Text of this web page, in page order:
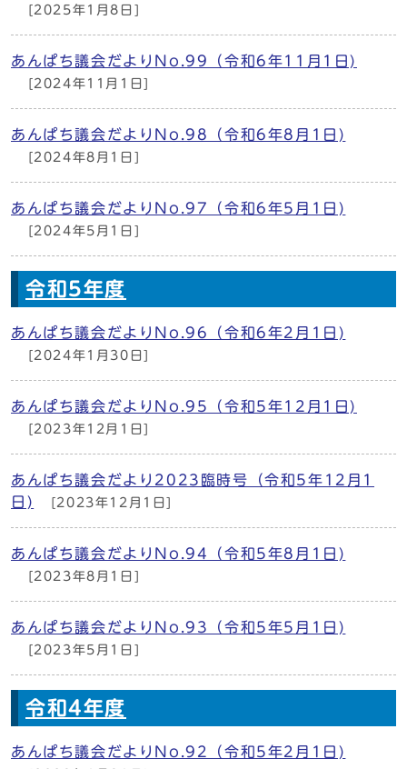
[2025年1月8日]
あんぱち議会だよりNo.99（令和6年11月1日)
[2024年11月1日]
あんぱち議会だよりNo.98（令和6年8月1日)
[2024年8月1日]
あんぱち議会だよりNo.97（令和6年5月1日)
[2024年5月1日]
令和5年度
あんぱち議会だよりNo.96（令和6年2月1日)
[2024年1月30日]
あんぱち議会だよりNo.95（令和5年12月1日)
[2023年12月1日]
あんぱち議会だより2023臨時号（令和5年12月1
日)
[2023年12月1日]
あんぱち議会だよりNo.94（令和5年8月1日)
[2023年8月1日]
あんぱち議会だよりNo.93（令和5年5月1日)
[2023年5月1日]
令和4年度
あんぱち議会だよりNo.92（令和5年2月1日)